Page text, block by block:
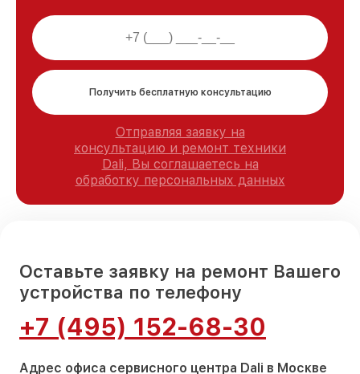
Получить бесплатную консультацию
Отправляя заявку на
консультацию и ремонт техники
Dali, Вы соглашаетесь на
обработку персональных данных
Оставьте заявку на ремонт Вашего
устройства по телефону
+7 (495) 152-68-30
Адрес офиса сервисного центра Dali в Москве